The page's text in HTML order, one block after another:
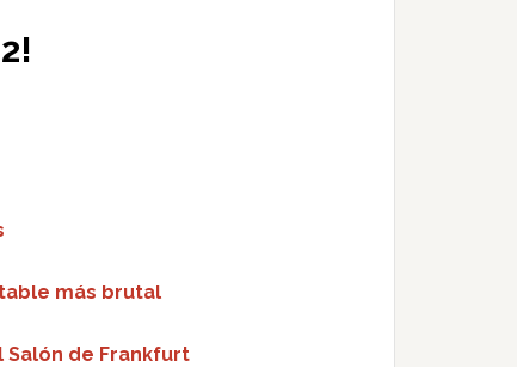
más brutal
Salón de Frankfurt